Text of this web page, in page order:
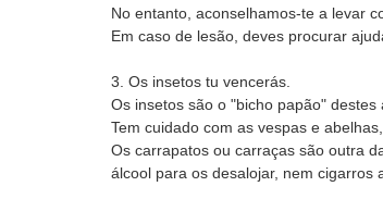
No entanto, aconselhamos-te a levar
Em caso de lesão, deves procurar
3. Os insetos tu vencerás.
Os insetos são o "bicho papão"
Tem cuidado com as vespas e
Os carrapatos ou carraças são outra
álcool para os desalojar, nem cigarros